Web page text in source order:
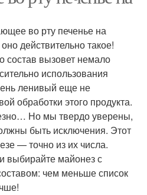
во рту печенье на
действительно такое!
состав вызовет немало
использования
ленивый еще не
обработки этого продукта.
Но мы твердо уверены,
быть исключения. Этот
— точно из их числа.
выбирайте майонез с
чем меньше список